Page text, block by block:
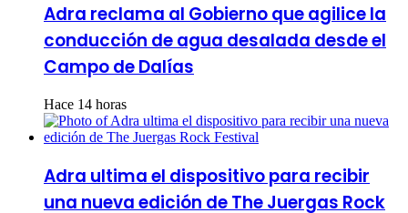
Adra reclama al Gobierno que agilice la
conducción de agua desalada desde el
Campo de Dalías
Hace 14 horas
Adra ultima el dispositivo para recibir
una nueva edición de The Juergas Rock